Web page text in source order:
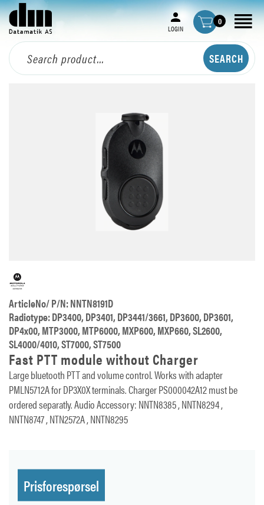
LOGIN
0
ArticleNo/ P/N: NNTN8191D
Radiotype: DP3400, DP3401, DP3441/3661, DP3600, DP3601,
DP4x00, MTP3000, MTP6000, MXP600, MXP660, SL2600,
SL4000/4010, ST7000, ST7500
Fast PTT module without Charger
Large bluetooth PTT and volume control. Works with adapter
PMLN5712A for DP3X0X terminals. Charger PS000042A12 must be
ordered separatly. Audio Accessory: NNTN8385 , NNTN8294 ,
NNTN8747 , NTN2572A , NNTN8295
Prisforespørsel